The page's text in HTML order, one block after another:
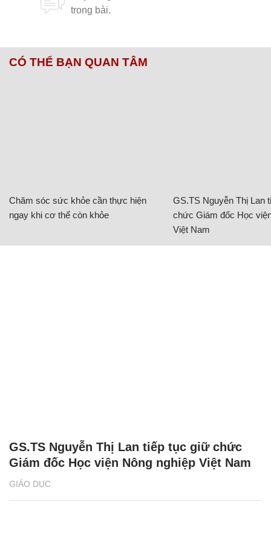
CÓ THỂ BẠN QUAN TÂM
Chăm sóc sức khỏe cần thực hiện
ngay khi cơ thể còn khỏe
GS.TS Nguyễn Thị Lan
chức Giám đốc Học
Việt Nam
GIÁO DỤC
GS.TS Nguyễn Thị Lan tiếp tục giữ chức
Giám đốc Học viện Nông nghiệp Việt Nam